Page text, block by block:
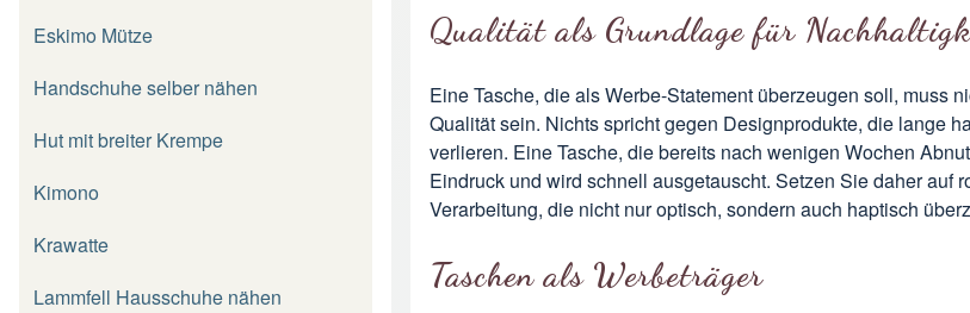
Eskimo Mütze
Handschuhe selber nähen
Hut mit breiter Krempe
Kimono
Krawatte
Lammfell Hausschuhe nähen
Qualität als Grundlage für
Eine Tasche, die als Werbe-Statement überzeugen soll, muss
Qualität sein. Nichts spricht gegen Designprodukte, die lange
verlieren. Eine Tasche, die bereits nach wenigen Wochen
Eindruck und wird schnell ausgetauscht. Setzen Sie daher auf
Verarbeitung, die nicht nur optisch, sondern auch haptisch
Taschen als Werbeträger